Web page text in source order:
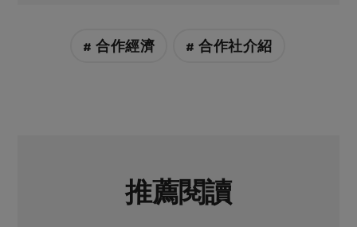
# 合作經濟 # 合作社介紹
推薦閱讀